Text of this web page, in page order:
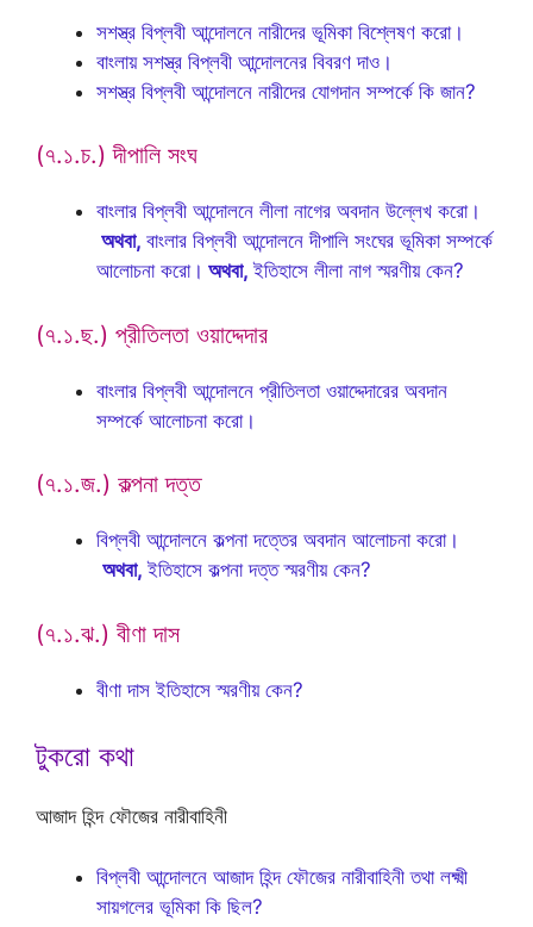
সশস্ত্র বিপ্লবী আন্দোলনে নারীদের ভূমিকা বিশ্লেষণ করো।
বাংলায় সশস্ত্র বিপ্লবী আন্দোলনের বিবরণ দাও।
সশস্ত্র বিপ্লবী আন্দোলনে নারীদের যোগদান সম্পর্কে কি জান?
(৭.১.চ.) দীপালি সংঘ
বাংলার বিপ্লবী আন্দোলনে লীলা নাগের অবদান উল্লেখ করো।
অথবা, বাংলার বিপ্লবী আন্দোলনে দীপালি সংঘের ভূমিকা সম্পর্কে
আলোচনা করো। অথবা,ইতিহাসে লীলা নাগ স্মরণীয় কেন?
(৭.১.ছ.) প্রীতিলতা ওয়াদ্দেদার
বাংলার বিপ্লবী আন্দোলনে প্রীতিলতা ওয়াদ্দেদারের অবদান
সম্পর্কে আলোচনা করো।
(৭.১.জ.) কল্পনা দত্ত
বিপ্লবী আন্দোলনে কল্পনা দত্তের অবদান আলোচনা করো।
অথবা,ইতিহাসে কল্পনা দত্ত স্মরণীয় কেন?
(৭.১.ঝ.) বীণা দাস
বীণা দাস ইতিহাসে স্মরণীয় কেন?
টুকরো কথা
আজাদ হিন্দ ফৌজের নারীবাহিনী
বিপ্লবী আন্দোলনে আজাদ হিন্দ ফৌজের নারীবাহিনী তথা লক্ষ্মী
সায়গলের ভূমিকা কি ছিল?